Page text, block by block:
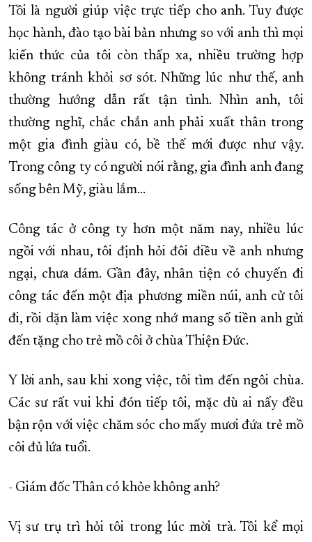
ĐẠI HỘI ĐẢNG CÁC CẤP TRANG CHỦ VỀ BÁO KHÁNH HÒA
Tôi là người giúp việc trực tiếp cho anh. Tuy được
học hành, đào tạo bài bản nhưng so với anh thì mọi
kiến thức của tôi còn thấp xa, nhiều trường hợp
không tránh khỏi sơ sót. Những lúc như thế, anh
thường hướng dẫn rất tận tình. Nhìn anh, tôi
thường nghĩ, chắc chắn anh phải xuất thân trong
một gia đình giàu có, bề thế mới được như vậy.
Trong công ty có người nói rằng, gia đình anh đang
sống bên Mỹ, giàu lắm…
Công tác ở công ty hơn một năm nay, nhiều lúc
ngồi với nhau, tôi định hỏi đôi điều về anh nhưng
ngại, chưa dám. Gần đây, nhân tiện có chuyến đi
công tác đến một địa phương miền núi, anh cử tôi
đi, rồi dặn làm việc xong nhớ mang số tiền anh gửi
đến tặng cho trẻ mồ côi ở chùa Thiện Đức.
Y lời anh, sau khi xong việc, tôi tìm đến ngôi chùa.
Các sư rất vui khi đón tiếp tôi, mặc dù ai nấy đều
bận rộn với việc chăm sóc cho mấy mươi đứa trẻ mồ
côi đủ lứa tuổi.
- Giám đốc Thân có khỏe không anh?
Vị sư trụ trì hỏi tôi trong lúc mời trà. Tôi kể mọi